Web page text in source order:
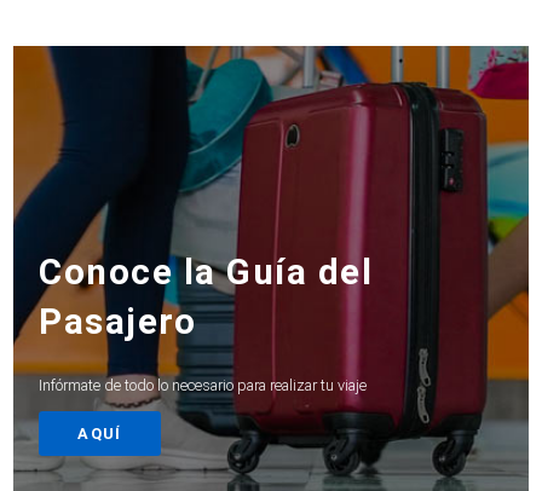
Conoce la Guía del
Pasajero
Infórmate de todo lo necesario para realizar tu viaje
AQUÍ